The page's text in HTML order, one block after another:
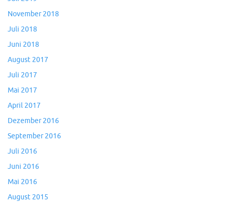
November 2018
Juli 2018
Juni 2018
August 2017
Juli 2017
Mai 2017
April 2017
Dezember 2016
September 2016
Juli 2016
Juni 2016
Mai 2016
August 2015